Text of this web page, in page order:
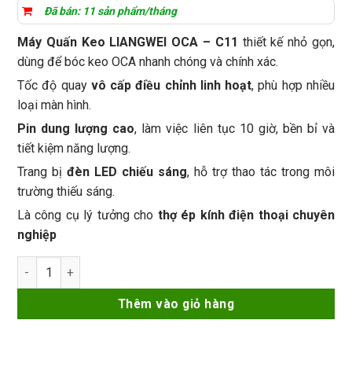
Đã bán: 11 sản phẩm/tháng
Máy Quấn Keo LIANGWEI OCA – C11 thiết kế nhỏ gọn,
dùng để bóc keo OCA nhanh chóng và chính xác.
Tốc độ quay vô cấp điều chỉnh linh hoạt, phù hợp nhiều
loại màn hình.
Pin dung lượng cao, làm việc liên tục 10 giờ, bền bỉ và
tiết kiệm năng lượng.
Trang bị đèn LED chiếu sáng, hỗ trợ thao tác trong môi
trường thiếu sáng.
Là công cụ lý tưởng cho thợ ép kính điện thoại chuyên
nghiệp
Máy Quấn Keo LIANGWEI OCA - C11 số lượng
Thêm vào giỏ hàng